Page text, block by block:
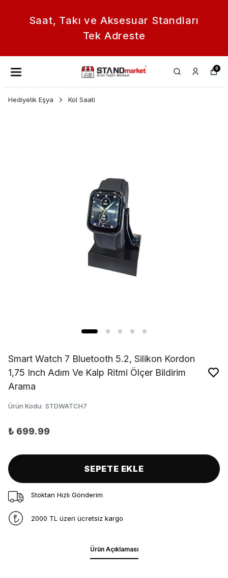
Saat, Takı ve Aksesuar Standları
Tek Adreste
0
Hediyelik Eşya Kol Saati
Smart Watch 7 Bluetooth 5.2, Silikon Kordon
1,75 Inch Adım Ve Kalp Ritmi Ölçer Bildirim
Arama
Ürün Kodu: STDWATCH7
₺ 699.99
SEPETE EKLE
Stoktan Hızlı Gönderim
2000 TL üzeri ücretsiz kargo
Ürün Açıklaması